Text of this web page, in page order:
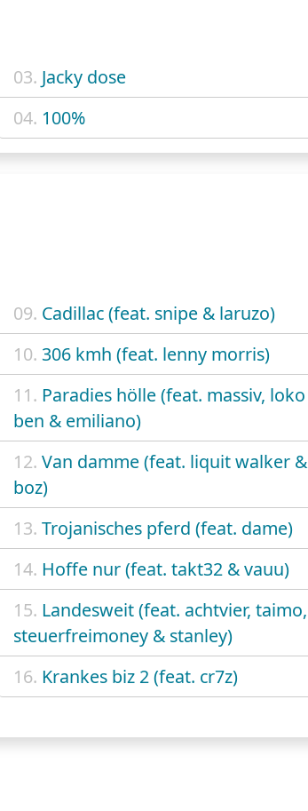
03. Jacky dose
04. 100%
09. Cadillac (feat. snipe & laruzo)
10. 306 kmh (feat. lenny morris)
11. Paradies hölle (feat. massiv, loko
ben & emiliano)
12. Van damme (feat. liquit walker &
boz)
13. Trojanisches pferd (feat. dame)
14. Hoffe nur (feat. takt32 & vauu)
15. Landesweit (feat. achtvier, taimo,
steuerfreimoney & stanley)
16. Krankes biz 2 (feat. cr7z)